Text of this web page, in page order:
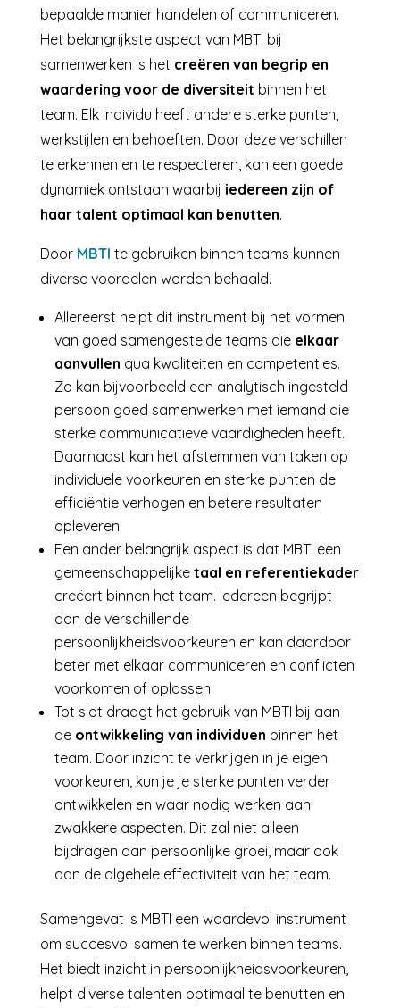
bepaalde manier handelen of communiceren.
Het belangrijkste aspect van MBTI bij
samenwerken is het creëren van begrip en
waardering voor de diversiteit binnen het
team. Elk individu heeft andere sterke punten,
werkstijlen en behoeften. Door deze verschillen
te erkennen en te respecteren, kan een goede
dynamiek ontstaan waarbij iedereen zijn of
haar talent optimaal kan benutten.
Door MBTI te gebruiken binnen teams kunnen
diverse voordelen worden behaald.
Allereerst helpt dit instrument bij het vormen
van goed samengestelde teams die elkaar
aanvullen qua kwaliteiten en competenties.
Zo kan bijvoorbeeld een analytisch ingesteld
persoon goed samenwerken met iemand die
sterke communicatieve vaardigheden heeft.
Daarnaast kan het afstemmen van taken op
individuele voorkeuren en sterke punten de
efficiëntie verhogen en betere resultaten
opleveren.
Een ander belangrijk aspect is dat MBTI een
gemeenschappelijke taal en referentiekader
creëert binnen het team. Iedereen begrijpt
dan de verschillende
persoonlijkheidsvoorkeuren en kan daardoor
beter met elkaar communiceren en conflicten
voorkomen of oplossen.
Tot slot draagt het gebruik van MBTI bij aan
de ontwikkeling van individuen binnen het
team. Door inzicht te verkrijgen in je eigen
voorkeuren, kun je je sterke punten verder
ontwikkelen en waar nodig werken aan
zwakkere aspecten. Dit zal niet alleen
bijdragen aan persoonlijke groei, maar ook
aan de algehele effectiviteit van het team.
Samengevat is MBTI een waardevol instrument
om succesvol samen te werken binnen teams.
Het biedt inzicht in persoonlijkheidsvoorkeuren,
helpt diverse talenten optimaal te benutten en